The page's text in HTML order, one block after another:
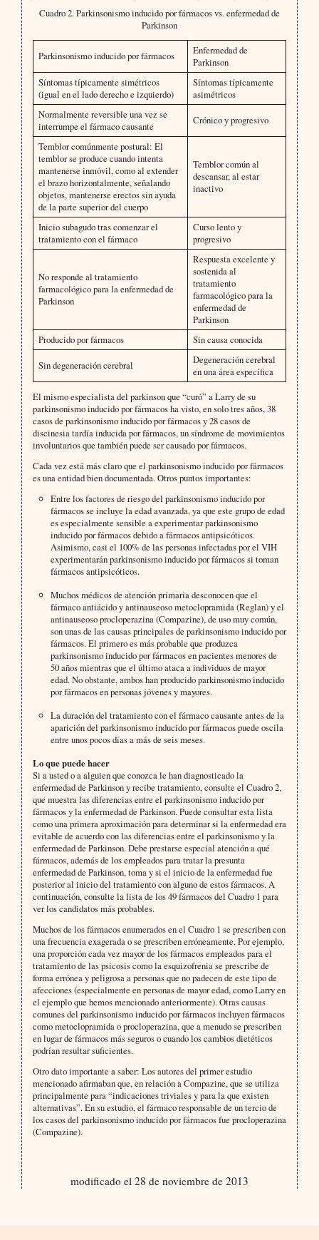
Cuadro 2. Parkinsonismo inducido por fármacos vs. enfermedad de
Parkinson
Parkinsonismo inducido por fármacos
Enfermedad de
Parkinson
Síntomas típicamente simétricos
(igual en el lado derecho e izquierdo)
Síntomas típicamente
asimétricos
Normalmente reversible una vez se
interrumpe el fármaco causante
Crónico y progresivo
Temblor comúnmente postural: El
temblor se produce cuando intenta
mantenerse inmóvil, como al extender
el brazo horizontalmente, señalando
objetos, mantenerse erectos sin ayuda
de la parte superior del cuerpo
Temblor común al
descansar, al estar
inactivo
Inicio subagudo tras comenzar el
tratamiento con el fármaco
Curso lento y
progresivo
No responde al tratamiento
farmacológico para la enfermedad de
Parkinson
Respuesta excelente y
sostenida al
tratamiento
farmacológico para la
enfermedad de
Parkinson
Producido por fármacos
Sin causa conocida
Sin degeneración cerebral
Degeneración cerebral
en una área específica
El mismo especialista del parkinson que “curó” a Larry de su
parkinsonismo inducido por fármacos ha visto, en solo tres años, 38
casos de parkinsonismo inducido por fármacos y 28 casos de
discinesia tardía inducida por fármacos, un síndrome de movimientos
involuntarios que también puede ser causado por fármacos.
Cada vez está más claro que el parkinsonismo inducido por fármacos
es una entidad bien documentada. Otros puntos importantes:
Entre los factores de riesgo del parkinsonismo inducido por
fármacos se incluye la edad avanzada, ya que este grupo de edad
es especialmente sensible a experimentar parkinsonismo
inducido por fármacos debido a fármacos antipsicóticos.
Asimismo, casi el 100% de las personas infectadas por el VIH
experimentarán parkinsonismo inducido por fármacos si toman
fármacos antipsicóticos.
Muchos médicos de atención primaria desconocen que el
fármaco antiácido y antinauseoso metoclopramida (Reglan) y el
antinauseoso procloperazina (Compazine), de uso muy común,
son unas de las causas principales de parkinsonismo inducido por
fármacos. El primero es más probable que produzca
parkinsonismo inducido por fármacos en pacientes menores de
50 años mientras que el último ataca a individuos de mayor
edad. No obstante, ambos han producido parkinsonismo inducido
por fármacos en personas jóvenes y mayores.
La duración del tratamiento con el fármaco causante antes de la
aparición del parkinsonismo inducido por fármacos puede oscila
entre unos pocos días a más de seis meses.
Lo que puede hacer
Si a usted o a alguien que conozca le han diagnosticado la
enfermedad de Parkinson y recibe tratamiento, consulte el Cuadro 2,
que muestra las diferencias entre el parkinsonismo inducido por
fármacos y la enfermedad de Parkinson. Puede consultar esta lista
como una primera aproximación para determinar si la enfermedad era
evitable de acuerdo con las diferencias entre el parkinsonismo y la
enfermedad de Parkinson. Debe prestarse especial atención a qué
fármacos, además de los empleados para tratar la presunta
enfermedad de Parkinson, toma y si el inicio de la enfermedad fue
posterior al inicio del tratamiento con alguno de estos fármacos. A
continuación, consulte la lista de los 49 fármacos del Cuadro 1 para
ver los candidatos más probables.
Muchos de los fármacos enumerados en el Cuadro 1 se prescriben con
una frecuencia exagerada o se prescriben erróneamente. Por ejemplo,
una proporción cada vez mayor de los fármacos empleados para el
tratamiento de las psicosis como la esquizofrenia se prescribe de
forma errónea y peligrosa a personas que no padecen de este tipo de
afecciones (especialmente en personas de mayor edad, como Larry en
el ejemplo que hemos mencionado anteriormente). Otras causas
comunes del parkinsonismo inducido por fármacos incluyen fármacos
como metoclopramida o procloperazina, que a menudo se prescriben
en lugar de fármacos más seguros o cuando los cambios dietéticos
podrían resultar suficientes.
Otro dato importante a saber: Los autores del primer estudio
mencionado afirmaban que, en relación a Compazine, que se utiliza
principalmente para “indicaciones triviales y para la que existen
alternativas”. En su estudio, el fármaco responsable de un tercio de
los casos del parkinsonismo inducido por fármacos fue procloperazina
(Compazine).
modificado el 28 de noviembre de 2013